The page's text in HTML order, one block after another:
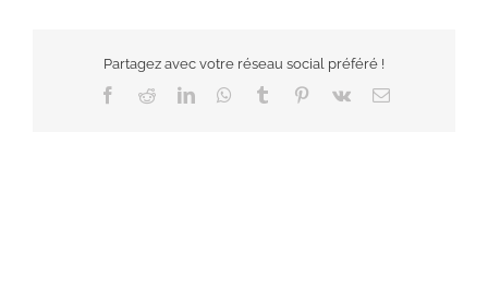
Partagez avec votre réseau social préféré !
Facebook
RedditLinkedInWhatsApp
Tumblr Pinterest
Vk Email